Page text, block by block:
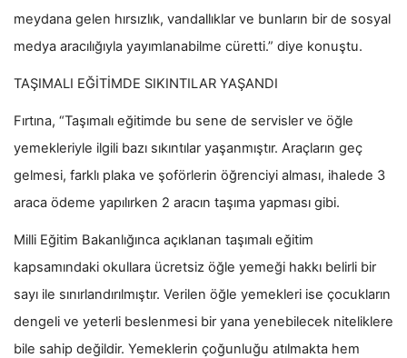
meydana gelen hırsızlık, vandallıklar ve bunların bir de sosyal
medya aracılığıyla yayımlanabilme cüretti.” diye konuştu.
TAŞIMALI EĞİTİMDE SIKINTILAR YAŞANDI
Fırtına, “Taşımalı eğitimde bu sene de servisler ve öğle
yemekleriyle ilgili bazı sıkıntılar yaşanmıştır. Araçların geç
gelmesi, farklı plaka ve şoförlerin öğrenciyi alması, ihalede 3
araca ödeme yapılırken 2 aracın taşıma yapması gibi.
Milli Eğitim Bakanlığınca açıklanan taşımalı eğitim
kapsamındaki okullara ücretsiz öğle yemeği hakkı belirli bir
sayı ile sınırlandırılmıştır. Verilen öğle yemekleri ise çocukların
dengeli ve yeterli beslenmesi bir yana yenebilecek niteliklere
bile sahip değildir. Yemeklerin çoğunluğu atılmakta hem